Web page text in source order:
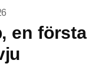
en första